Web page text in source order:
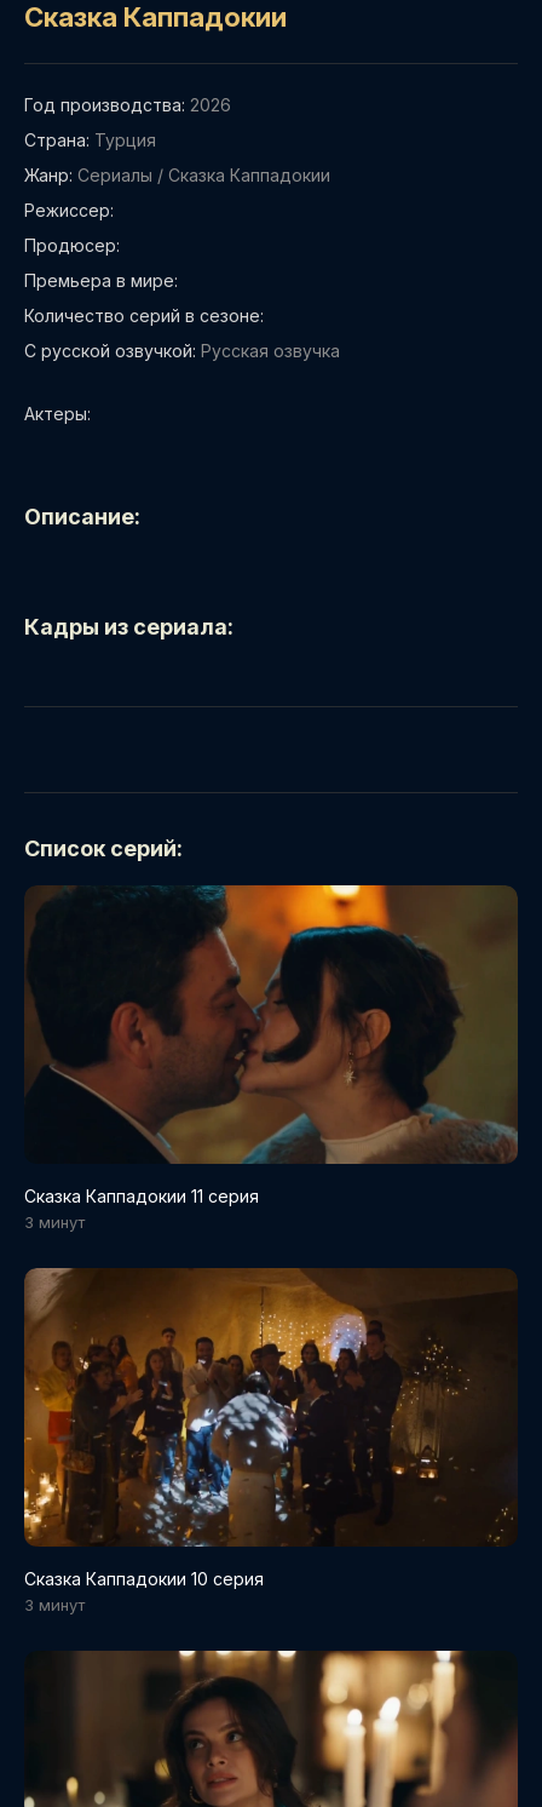
Сказка Каппадокии
Год производства: 2026
Страна: Турция
Жанр: Сериалы / Сказка Каппадокии
Режиссер:
Продюсер:
Премьера в мире:
Количество серий в сезоне:
С русской озвучкой: Русская озвучка
Актеры:
Описание:
Кадры из сериала:
Список серий:
Сказка Каппадокии 11 серия
3 минут
Сказка Каппадокии 10 серия
3 минут